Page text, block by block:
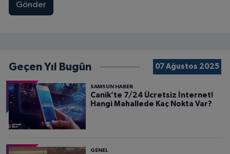
Gönder
Geçen Yıl Bugün 07 Ağustos 2025
SAMSUN HABER
Canik’te 7/24 Ücretsiz İnternet!
Hangi Mahallede Kaç Nokta Var?
GENEL